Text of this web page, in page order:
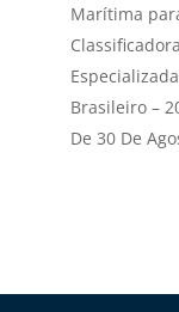
Marítima
Brasileiro –
De 30 De